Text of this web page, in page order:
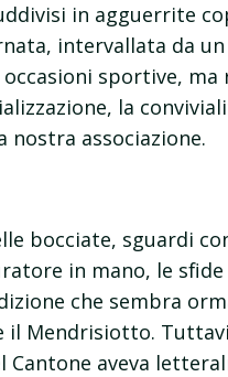
in agguerrite
intervallata da
sportive,
la
nostra associazione.
bocciate, sguardi
in mano, le
che sembra
Mendrisiotto.
aveva